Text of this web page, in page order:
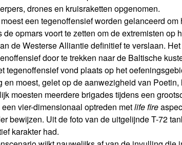
drones en kruisraketten opgenomen.
een tegenoffensief worden gelanceerd om
opmars voort te zetten om de extremisten op
de Westerse Alliantie definitief te verslaan.
door te trekken naar de Baltische
tegenoffensief vond plaats op het
en moest, gelet op de aanwezigheid van
moesten meerdere brigades tijdens een
vier-dimensionaal optreden metlife fire
bewijzen. Uit de foto van de uitgelijnde T-72
karakter had.